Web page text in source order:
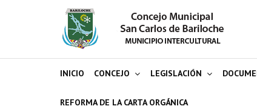
INICIO CONCEJO LEGISLACIÓN
REFORMA DE LA CARTA ORGÁNICA